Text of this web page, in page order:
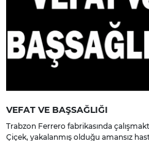
VEFAT VE BAŞSAĞLIĞI
Trabzon Ferrero fabrikasında
Çiçek, yakalanmış olduğu amansız